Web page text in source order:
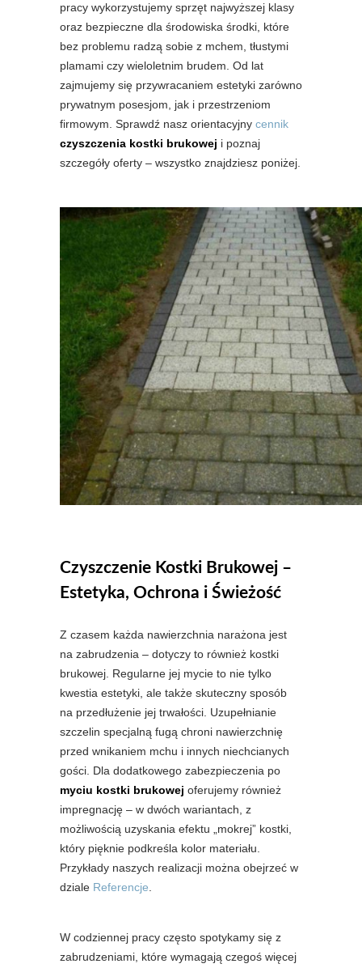
pracy wykorzystujemy sprzęt najwyższej klasy
oraz bezpieczne dla środowiska środki, które
bez problemu radzą sobie z mchem, tłustymi
plamami czy wieloletnim brudem. Od lat
zajmujemy się przywracaniem estetyki zarówno
prywatnym posesjom, jak i przestrzeniom
firmowym. Sprawdź nasz orientacyjny cennik
czyszczenia kostki brukowej i poznaj
szczegóły oferty – wszystko znajdziesz poniżej.
Czyszczenie Kostki Brukowej –
Estetyka, Ochrona i Świeżość
Z czasem każda nawierzchnia narażona jest
na zabrudzenia – dotyczy to również kostki
brukowej. Regularne jej mycie to nie tylko
kwestia estetyki, ale także skuteczny sposób
na przedłużenie jej trwałości. Uzupełnianie
szczelin specjalną fugą chroni nawierzchnię
przed wnikaniem mchu i innych niechcianych
gości. Dla dodatkowego zabezpieczenia po
myciu kostki brukowej oferujemy również
impregnację – w dwóch wariantach, z
możliwością uzyskania efektu „mokrej” kostki,
który pięknie podkreśla kolor materiału.
Przykłady naszych realizacji można obejrzeć w
dziale Referencje.
W codziennej pracy często spotykamy się z
zabrudzeniami, które wymagają czegoś więcej